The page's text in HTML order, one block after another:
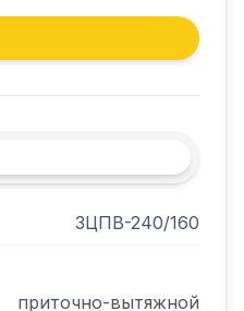
системе и
которые
по которому
ЗЦПВ-240/160
приточно-вытяжной